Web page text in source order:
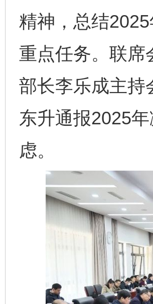
精神，总结
重点任务。联席
部长李乐成主持
东升通报2025
虑。